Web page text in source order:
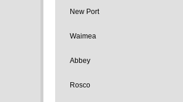
New Port
Waimea
Abbey
Rosco